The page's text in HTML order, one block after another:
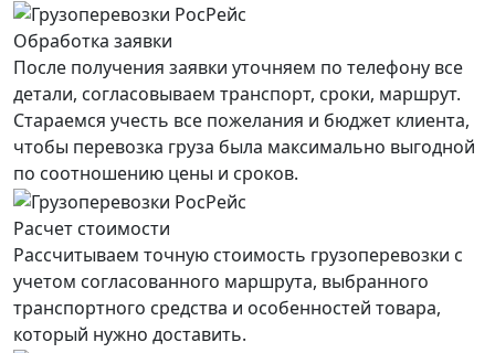
Обработка заявки
После получения заявки уточняем по телефону все
детали, согласовываем транспорт, сроки, маршрут.
Стараемся учесть все пожелания и бюджет клиента,
чтобы перевозка груза была максимально выгодной
по соотношению цены и сроков.
Расчет стоимости
Рассчитываем точную стоимость грузоперевозки с
учетом согласованного маршрута, выбранного
транспортного средства и особенностей товара,
который нужно доставить.